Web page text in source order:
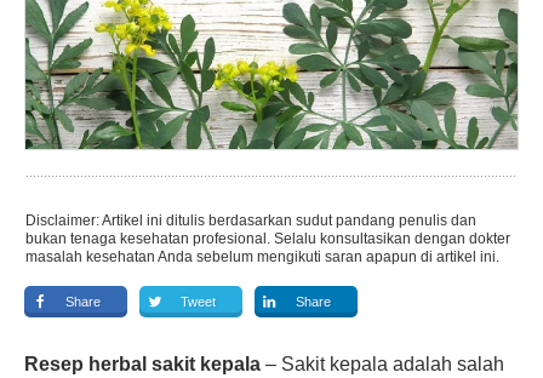
Disclaimer: Artikel ini ditulis berdasarkan sudut pandang penulis dan
bukan tenaga kesehatan profesional. Selalu konsultasikan dengan dokter
masalah kesehatan Anda sebelum mengikuti saran apapun di artikel ini.
Share Tweet Share
Resep herbal sakit kepala – Sakit kepala adalah salah